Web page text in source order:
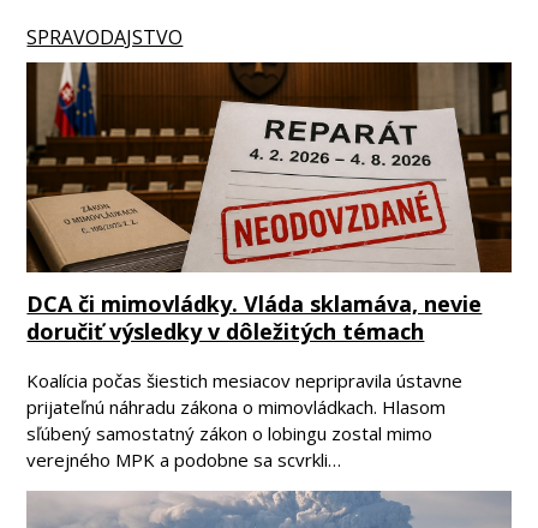
SPRAVODAJSTVO
DCA či mimovládky. Vláda sklamáva, nevie
doručiť výsledky v dôležitých témach
Koalícia počas šiestich mesiacov nepripravila ústavne
prijateľnú náhradu zákona o mimovládkach. Hlasom
sľúbený samostatný zákon o lobingu zostal mimo
verejného MPK a podobne sa scvrkli…